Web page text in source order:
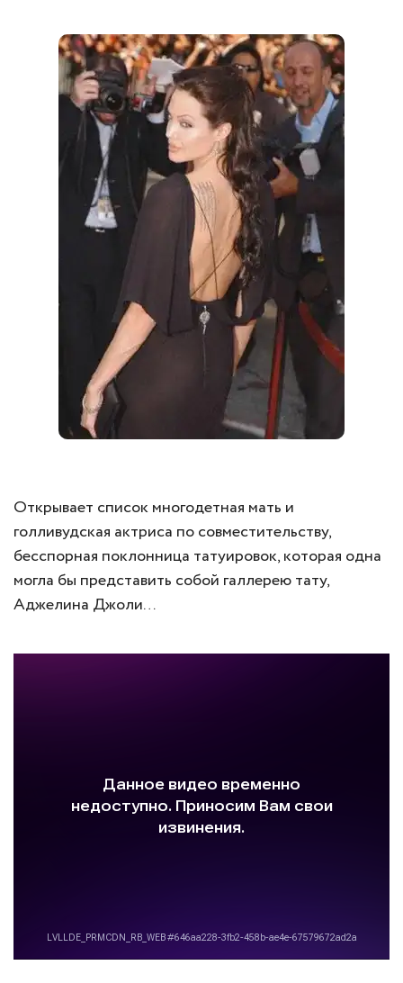
Открывает список многодетная мать и
голливудская актриса по совместительству,
бесспорная поклонница татуировок, которая одна
могла бы представить собой галлерею тату,
Аджелина Джоли…